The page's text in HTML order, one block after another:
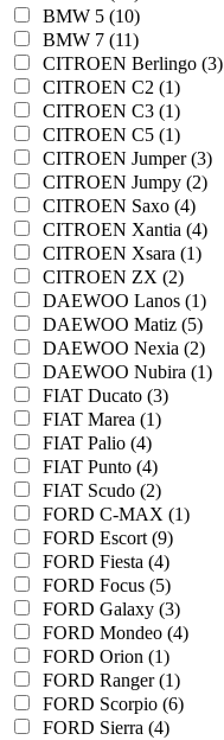
BMW 5 (10)
BMW 7 (11)
CITROEN Berlingo (3)
CITROEN C2 (1)
CITROEN C3 (1)
CITROEN C5 (1)
CITROEN Jumper (3)
CITROEN Jumpy (2)
CITROEN Saxo (4)
CITROEN Xantia (4)
CITROEN Xsara (1)
CITROEN ZX (2)
DAEWOO Lanos (1)
DAEWOO Matiz (5)
DAEWOO Nexia (2)
DAEWOO Nubira (1)
FIAT Ducato (3)
FIAT Marea (1)
FIAT Palio (4)
FIAT Punto (4)
FIAT Scudo (2)
FORD C-MAX (1)
FORD Escort (9)
FORD Fiesta (4)
FORD Focus (5)
FORD Galaxy (3)
FORD Mondeo (4)
FORD Orion (1)
FORD Ranger (1)
FORD Scorpio (6)
FORD Sierra (4)